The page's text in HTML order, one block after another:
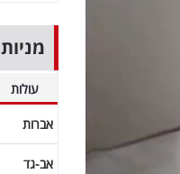
עולות
אברות
אב-גד